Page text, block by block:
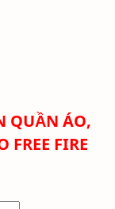
QUẦN ÁO,
FREE FIRE